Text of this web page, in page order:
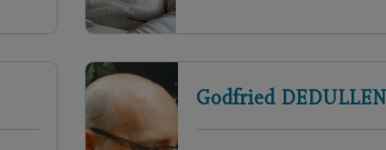
Godfried DEDULLEN